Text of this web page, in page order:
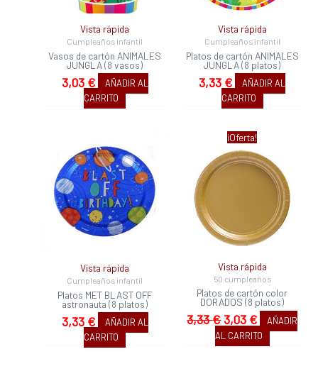
Vista rápida
Cumpleaños infantil
Vasos de cartón ANIMALES
JUNGLA (8 vasos)
3,03 €
AÑADIR AL
CARRITO
Vista rápida
Cumpleaños infantil
Platos de cartón ANIMALES
JUNGLA (8 platos)
3,33 €
AÑADIR AL
CARRITO
Vista rápida
Cumpleaños infantil
Platos MET BLAST OFF
astronauta (8 platos)
3,33 €
AÑADIR AL
CARRITO
¡Oferta!
Vista rápida
50 cumpleaños
Platos de cartón color
DORADOS (8 platos)
3,33€
El
precio
original
3,03 €
precio
actual
es:
3,03 €.
AÑADIR
AL CARRITO